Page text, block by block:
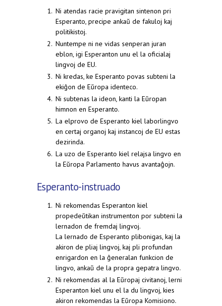
Ni atendas racie pravigitan sintenon pri
Esperanto, precipe ankaŭ de fakuloj kaj
politikistoj.
Nuntempe ni ne vidas senperan juran
eblon, igi Esperanton unu el la oficialaj
lingvoj de EU.
Ni kredas, ke Esperanto povas subteni la
ekiĝon de Eŭropa identeco.
Ni subtenas la ideon, kanti la Eŭropan
himnon en Esperanto.
La elprovo de Esperanto kiel laborlingvo
en certaj organoj kaj instancoj de EU estas
dezirinda.
La uzo de Esperanto kiel relajsa lingvo en
la Eŭropa Parlamento havus avantaĝojn.
Esperanto-instruado
Ni rekomendas Esperanton kiel
propedeŭtikan instrumenton por subteni la
lernadon de fremdaj lingvoj.
La lernado de Esperanto plibonigas, kaj la
akiron de pliaj lingvoj, kaj pli profundan
enrigardon en la ĝeneralan funkcion de
lingvo, ankaŭ de la propra gepatra lingvo.
Ni rekomendas al la Eŭropaj civitanoj, lerni
Esperanton kiel unu el la du lingvoj, kies
akiron rekomendas la Eŭropa Komisiono.